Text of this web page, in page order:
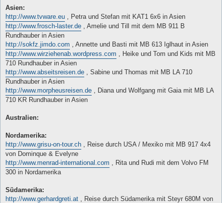
Asien:
http://www.tvware.eu , Petra und Stefan mit KAT1 6x6 in Asien
http://www.frosch-laster.de , Amelie und Till mit dem MB 911 B
Rundhauber in Asien
http://sokfz.jimdo.com , Annette und Basti mit MB 613 Iglhaut in Asien
http://www.wirziehenab.wordpress.com , Heike und Tom und Kids mit MB
710 Rundhauber in Asien
http://www.abseitsreisen.de , Sabine und Thomas mit MB LA 710
Rundhauber in Asien
http://www.morpheusreisen.de , Diana und Wolfgang mit Gaia mit MB LA
710 KR Rundhauber in Asien
Australien:
Nordamerika:
http://www.grisu-on-tour.ch , Reise durch USA / Mexiko mit MB 917 4x4
von Dominque & Evelyne
http://www.menrad-international.com , Rita und Rudi mit dem Volvo FM
300 in Nordamerika
Südamerika:
http://www.gerhardgreti.at , Reise durch Südamerika mit Steyr 680M von